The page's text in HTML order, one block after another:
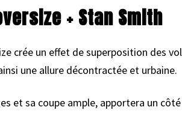
+ Stan Smith
crée un effet de superposition des
une allure décontractée et urbaine.
et sa coupe ample, apportera un